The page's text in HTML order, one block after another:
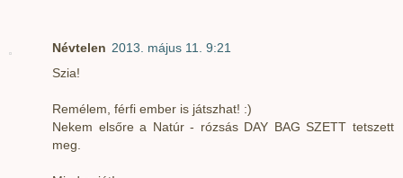
Névtelen 2013. május 11. 9:21
Szia!
Remélem, férfi ember is játszhat! :)
Nekem elsőre a Natúr - rózsás DAY BAG SZETT tetszett
meg.